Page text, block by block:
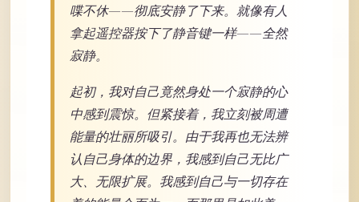
喋不休——彻底安静了下来。就像有人
拿起遥控器按下了静音键一样——全然
寂静。
起初，我对自己竟然身处一个寂静的心
中感到震惊。但紧接着，我立刻被周遭
能量的壮丽所吸引。由于我再也无法辨
认自己身体的边界，我感到自己无比广
大、无限扩展。我感到自己与一切存在